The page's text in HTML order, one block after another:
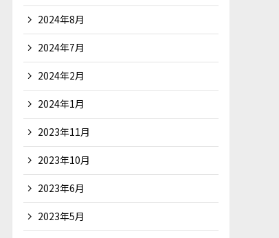
2024年8月
2024年7月
2024年2月
2024年1月
2023年11月
2023年10月
2023年6月
2023年5月